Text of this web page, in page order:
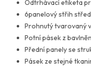
Odtrhávací etiketa
6panelový střih
Prohnutý tvarovaný
Potní pásek z
Přední panely se
Pásek ze stejné